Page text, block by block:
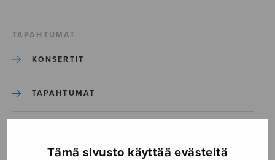
Tämä sivusto käyttää evästeitä
TAPAHTUMAT
KONSERTIT
TAPAHTUMAT